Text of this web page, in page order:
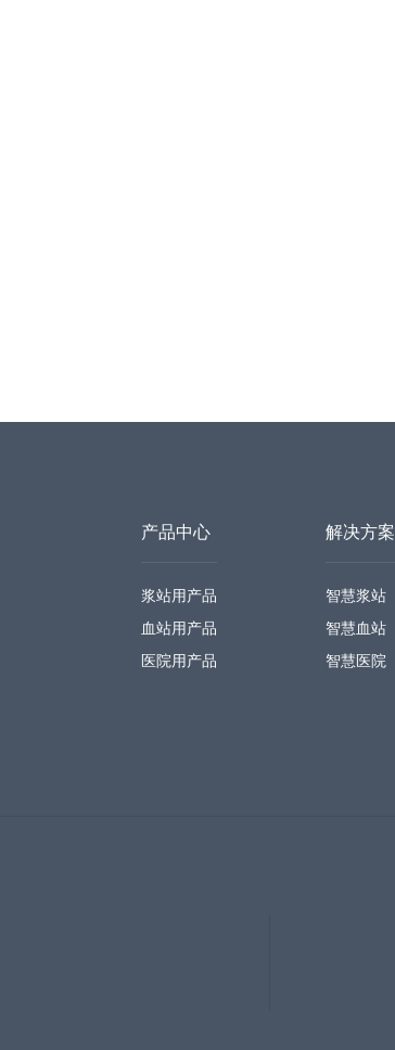
解决方案
智慧浆站
智慧血站
智慧医院
产品中心
浆站用产品
血站用产品
医院用产品